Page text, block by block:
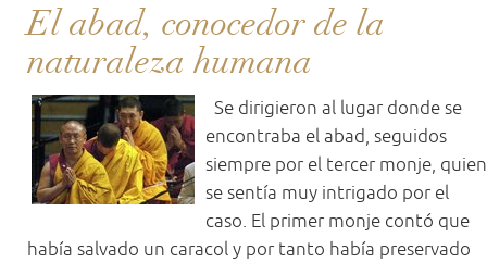
El abad, conocedor de la
naturaleza humana
Se dirigieron al lugar donde se
encontraba el abad, seguidos
siempre por el tercer monje, quien
se sentía muy intrigado por el
caso. El primer monje contó que
había salvado un caracol y por tanto había preservado